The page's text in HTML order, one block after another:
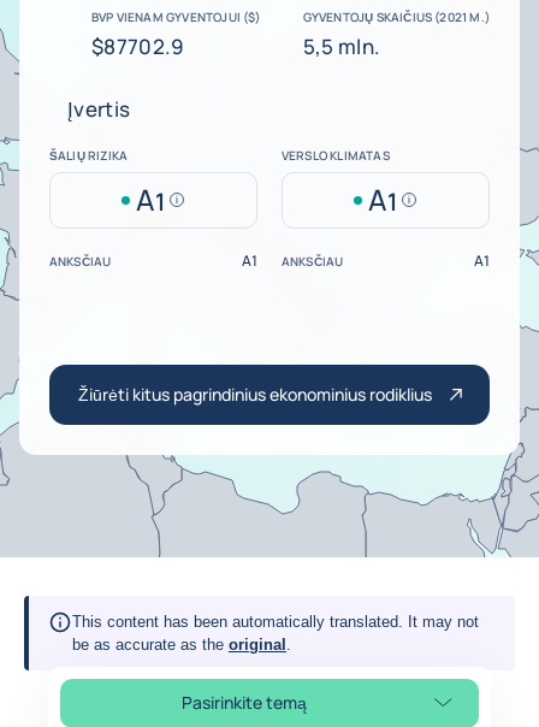
BVP VIENAM GYVENTOJUI ($)
$87702.9
GYVENTOJŲ SKAIČIUS (2021 M.)
5,5 mln.
Įvertis
ŠALIŲ RIZIKA
A1 Help
VERSLO KLIMATAS
A1 Help
ANKSČIAU A1 ANKSČIAU A1
Žiūrėti kitus pagrindinius ekonominius rodiklius
This content has been automatically translated. It may not
be as accurate as the original .
Pasirinkite temąPasirinkite puslapio skiltį